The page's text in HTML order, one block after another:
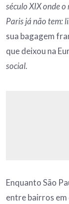
século XIX onde
Paris já não tem:
sua bagagem
que deixou na
social.
Enquanto São
entre bairros